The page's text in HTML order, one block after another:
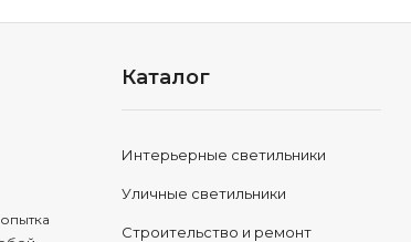
Каталог
Интерьерные светильники
Уличные светильники
Строительство и ремонт